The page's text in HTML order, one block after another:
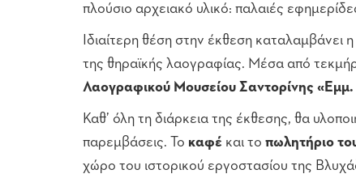
πλούσιο αρχειακό υλικό: παλαιές
Ιδιαίτερη θέση στην έκθεση καταλαμβάνει
της θηραϊκής λαογραφίας. Μέσα από
Λαογραφικού Μουσείου Σαντορίνης «Εμμ.
Καθ’ όλη τη διάρκεια της έκθεσης, θα
παρεμβάσεις. Το καφέ και το πωλητήριο
χώρο του ιστορικού εργοστασίου της